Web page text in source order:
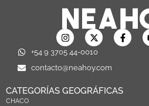
+54 9 3705 44-0010
contacto@neahoy.com
CATEGORÍAS GEOGRÁFICAS
CHACO